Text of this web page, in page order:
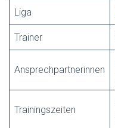
Liga
Trainer
Ansprechpartnerinnen
Trainingszeiten